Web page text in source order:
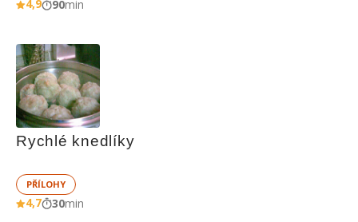
4,9 90min
Rychlé knedlíky
PŘÍLOHY
4,7 30min